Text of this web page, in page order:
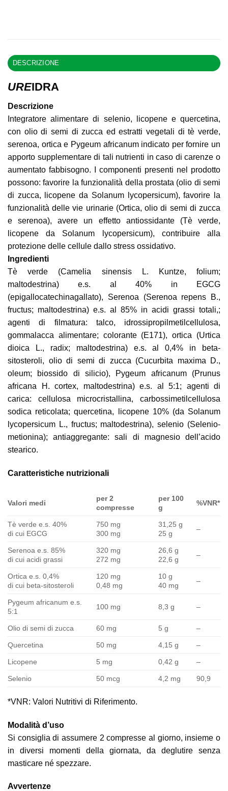
DESCRIZIONE
UREIDRA
Descrizione
Integratore alimentare di selenio, licopene e quercetina,
con olio di semi di zucca ed estratti vegetali di tè verde,
serenoa, ortica e Pygeum africanum indicato per fornire un
apporto supplementare di tali nutrienti in caso di carenze o
aumentato fabbisogno. I componenti presenti nel prodotto
possono: favorire la funzionalità della prostata (olio di semi
di zucca, licopene da Solanum lycopersicum), favorire la
funzionalità delle vie urinarie (Ortica, olio di semi di zucca
e serenoa), avere un effetto antiossidante (Tè verde,
licopene da Solanum lycopersicum), contribuire alla
protezione delle cellule dallo stress ossidativo.
Ingredienti
Tè verde (Camelia sinensis L. Kuntze, folium;
maltodestrina) e.s. al 40% in EGCG
(epigallocatechinagallato), Serenoa (Serenoa repens B.,
fructus; maltodestrina) e.s. al 85% in acidi grassi totali,;
agenti di filmatura: talco, idrossipropilmetilcellulosa,
gommalacca alimentare; colorante (E171), ortica (Urtica
dioica L., radix; maltodestrina) e.s. al 0,4% in beta-
sitosteroli, olio di semi di zucca (Cucurbita maxima D.,
oleum; biossido di silicio), Pygeum africanum (Prunus
africana H. cortex, maltodestrina) e.s. al 5:1; agenti di
carica: cellulosa microcristallina, carbossimetilcellulosa
sodica reticolata; quercetina, licopene 10% (da Solanum
lycopersicum L., fructus; maltodestrina), selenio (Selenio-
metionina); antiaggregante: sali di magnesio dell’acido
stearico.
Caratteristiche nutrizionali
Valori medi
per 2
compresse
per 100
g
%VNR*
Tè verde e.s. 40%
di cui EGCG
750 mg
300 mg
31,25 g
25 g
–
Serenoa e.s. 85%
di cui acidi grassi
320 mg
272 mg
26,6 g
22,6 g
–
Ortica e.s. 0,4%
di cui beta-sitosteroli
120 mg
0,48 mg
10 g
40 mg
–
Pygeum africanum e.s.
5:1
100 mg 8,3 g –
Olio di semi di zucca 60 mg 5 g –
Quercetina 50 mg 4,15 g –
Licopene 5 mg 0,42 g –
Selenio 50 mcg 4,2 mg 90,9
*VNR: Valori Nutritivi di Riferimento.
Modalità d’uso
Si consiglia di assumere 2 compresse al giorno, insieme o
in diversi momenti della giornata, da deglutire senza
masticare né spezzare.
Avvertenze